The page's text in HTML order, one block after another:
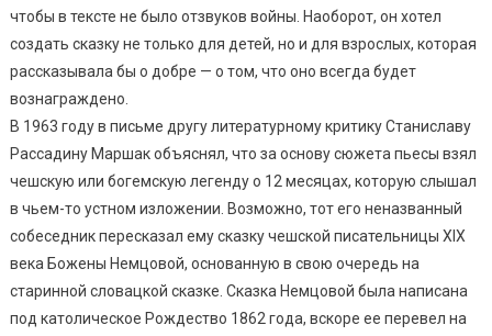
чтобы в тексте не было отзвуков войны. Наоборот, он хотел
создать сказку не только для детей, но и для взрослых, которая
рассказывала бы о добре — о том, что оно всегда будет
вознаграждено.
В 1963 году в письме другу литературному критику Станиславу
Рассадину Маршак объяснял, что за основу сюжета пьесы взял
чешскую или богемскую легенду о 12 месяцах, которую слышал
в чьем-то устном изложении. Возможно, тот его неназванный
собеседник пересказал ему сказку чешской писательницы XIX
века Божены Немцовой, основанную в свою очередь на
старинной словацкой сказке. Сказка Немцовой была написана
под католическое Рождество 1862 года, вскоре ее перевел на